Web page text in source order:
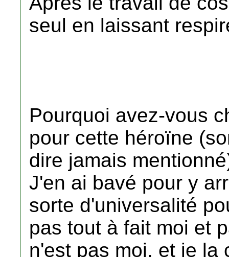
seul en laissant
Pourquoi avez-vous
pour cette héroïne
dire jamais
J'en ai bavé pour y
sorte d'universalité
pas tout à fait moi et
n'est pas moi, et je